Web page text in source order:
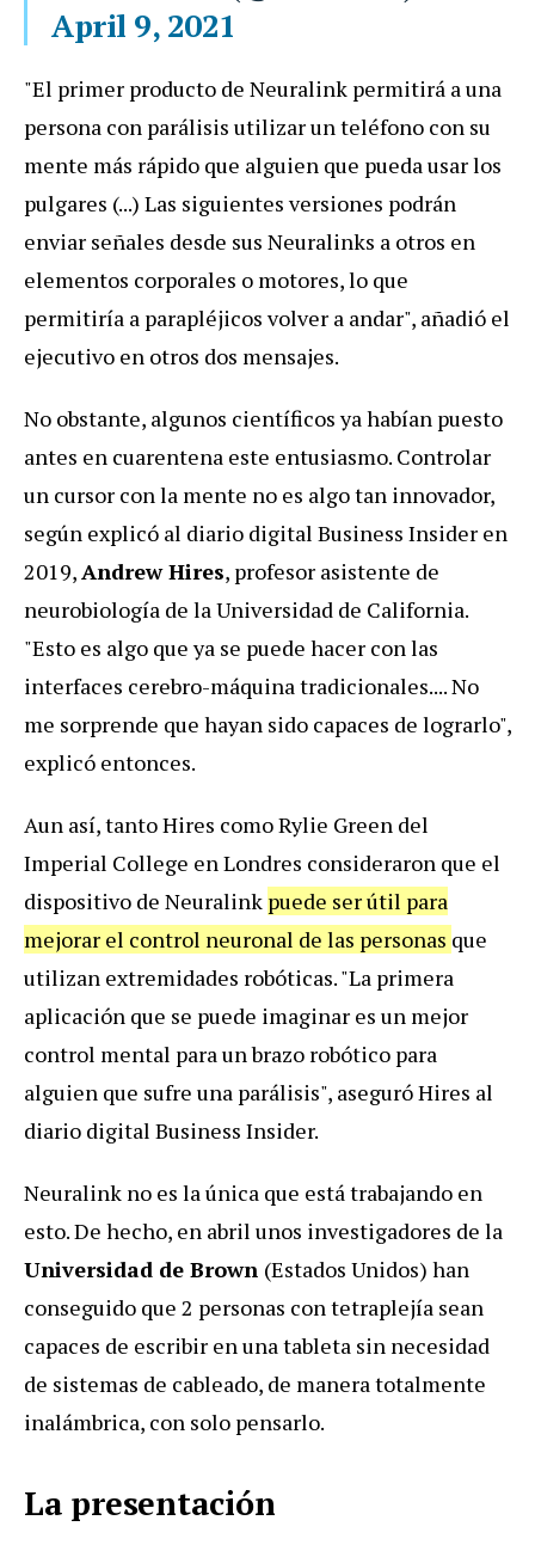
April 9, 2021
"El primer producto de Neuralink permitirá a una
persona con parálisis utilizar un teléfono con su
mente más rápido que alguien que pueda usar los
pulgares (...) Las siguientes versiones podrán
enviar señales desde sus Neuralinks a otros en
elementos corporales o motores, lo que
permitiría a parapléjicos volver a andar", añadió el
ejecutivo en otros dos mensajes.
No obstante, algunos científicos ya habían puesto
antes en cuarentena este entusiasmo. Controlar
un cursor con la mente no es algo tan innovador,
según explicó al diario digital Business Insider en
2019,Andrew Hires, profesor asistente de
neurobiología de la Universidad de California.
"Esto es algo que ya se puede hacer con las
interfaces cerebro-máquina tradicionales.... No
me sorprende que hayan sido capaces de lograrlo",
explicó entonces.
Aun así, tanto Hires como Rylie Green del
Imperial College en Londres consideraron que el
dispositivo de Neuralink puede ser útil para
mejorar el control neuronal de las personas que
utilizan extremidades robóticas. "La primera
aplicación que se puede imaginar es un mejor
control mental para un brazo robótico para
alguien que sufre una parálisis", aseguró Hires al
diario digital Business Insider.
Neuralink no es la única que está trabajando en
esto. De hecho, en abril unos investigadores de la
Universidad de Brown (Estados Unidos) han
conseguido que 2 personas con tetraplejía sean
capaces de escribir en una tableta sin necesidad
de sistemas de cableado, de manera totalmente
inalámbrica, con solo pensarlo.
La presentación